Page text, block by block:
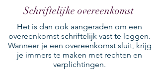
Schriftelijke overeenkomst
Het is dan ook aangeraden om een
overeenkomst schriftelijk vast te leggen.
Wanneer je een overeenkomst sluit, krijg
je immers te maken met rechten en
verplichtingen.